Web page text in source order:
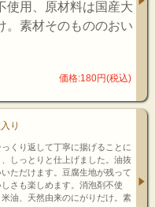
使用、原材料は国産大
。素材そのもののおい
価格:180円(税込)
り
くり返して丁寧に揚げることに
しっとりと仕上げました。油抜
ただけます。豆腐生地が残って
さも楽しめます。消泡剤不使
油、天然由来のにがりだけ。素